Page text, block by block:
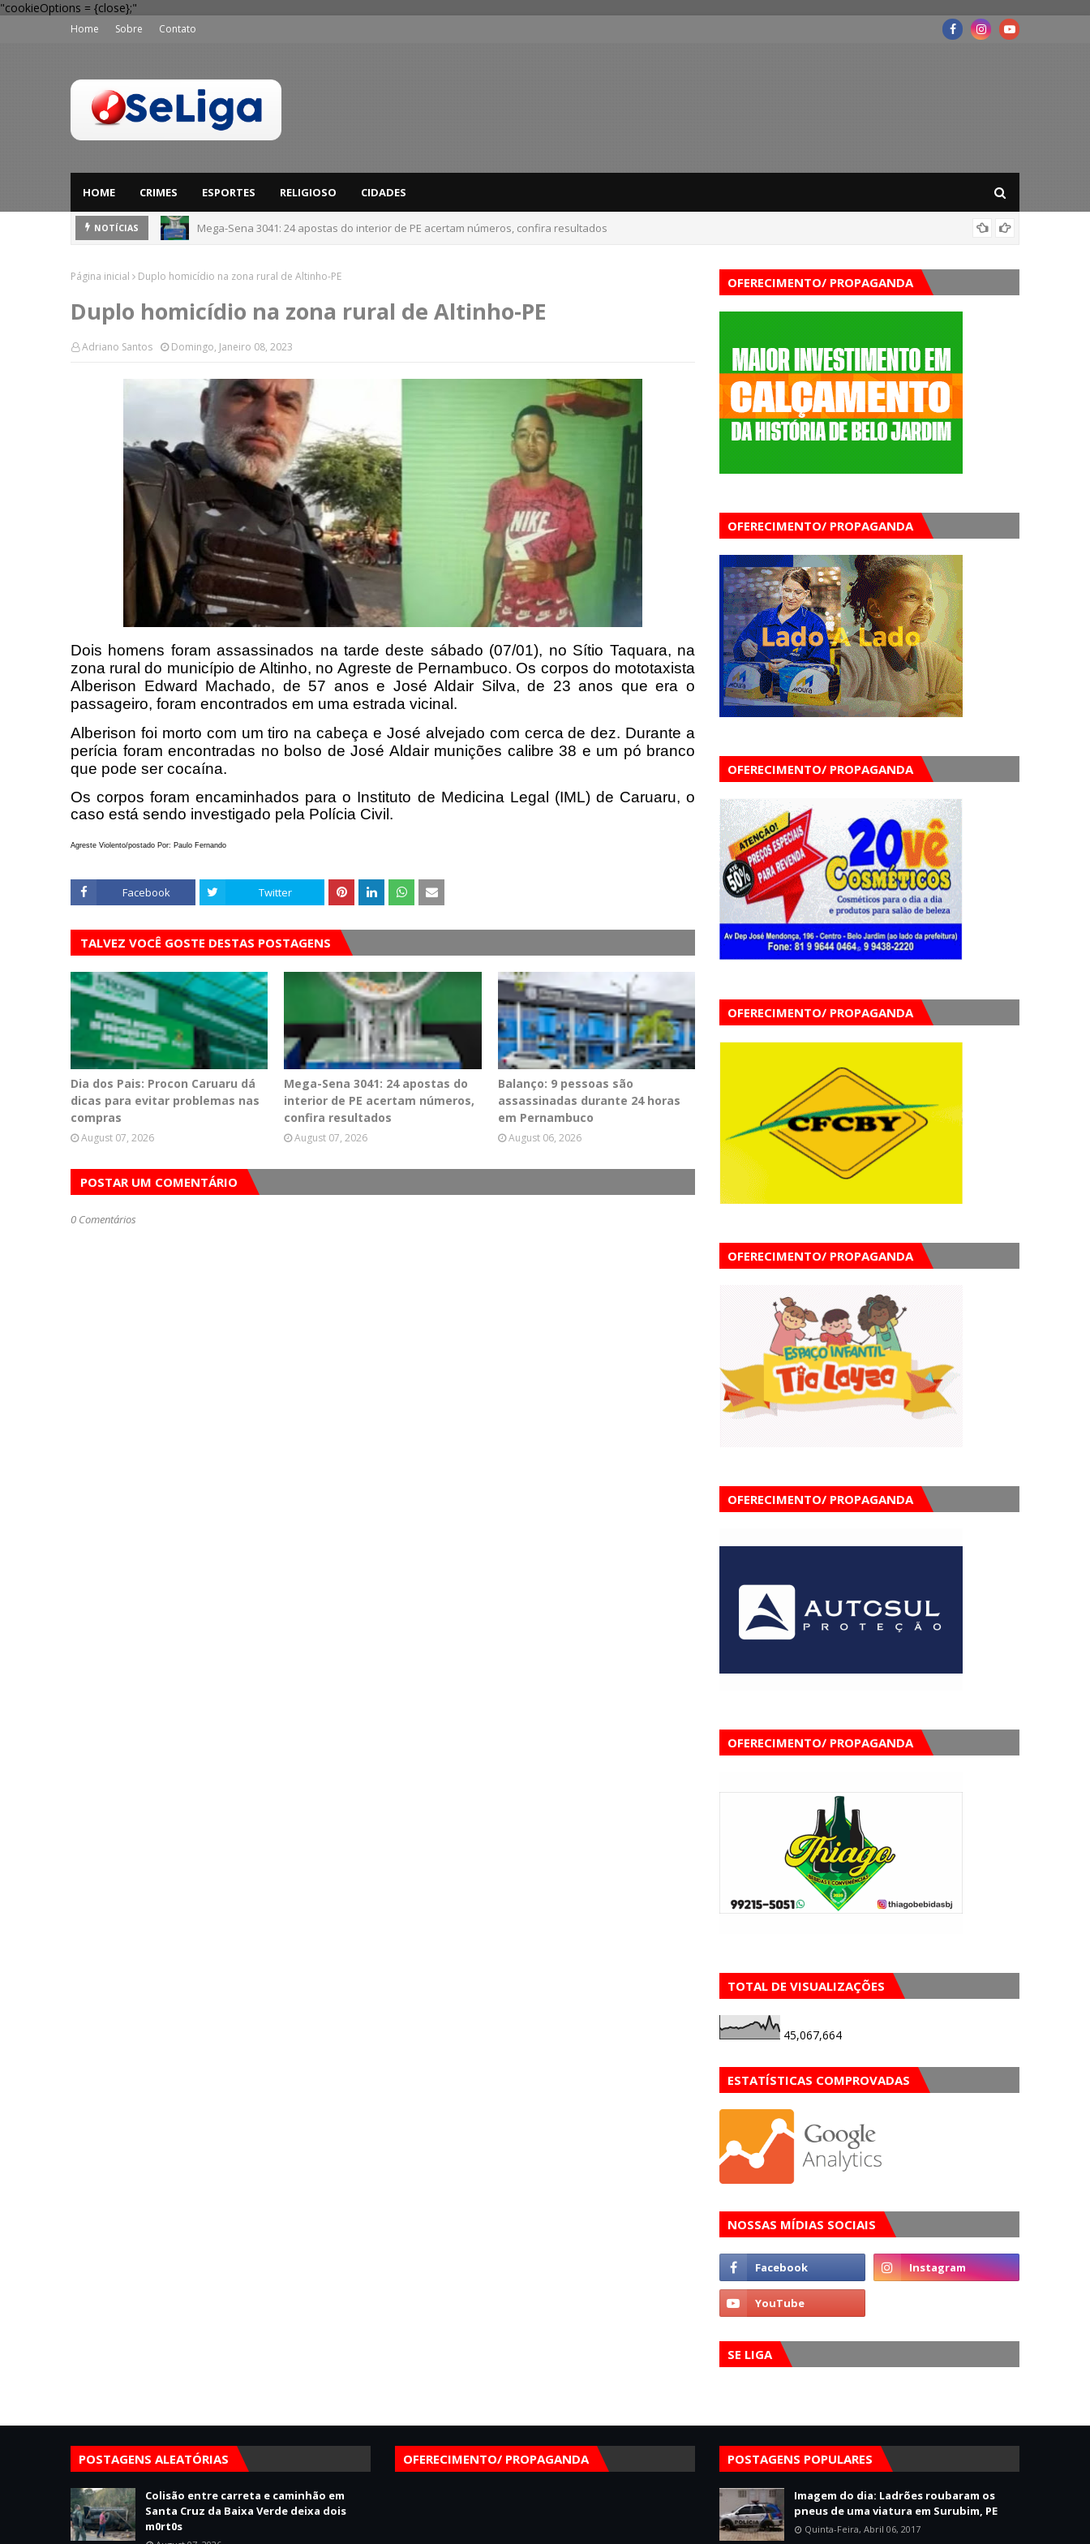
"cookieOptions = {close};"
Home Sobre Contato
HOME CRIMES ESPORTES RELIGIOSO CIDADES
NOTÍCIAS Mega-Sena 3041: 24 apostas do interior de PE acertam números, confira resultados
Página inicial Duplo homicídio na zona rural de Altinho-PE
Duplo homicídio na zona rural de Altinho-PE
Adriano Santos Domingo, Janeiro 08, 2023
Dois homens foram assassinados na tarde deste sábado (07/01), no Sítio Taquara, na
zona rural do município de Altinho, no Agreste de Pernambuco. Os corpos do mototaxista
Alberison Edward Machado, de 57 anos e José Aldair Silva, de 23 anos que era o
passageiro, foram encontrados em uma estrada vicinal.
Alberison foi morto com um tiro na cabeça e José alvejado com cerca de dez. Durante a
perícia foram encontradas no bolso de José Aldair munições calibre 38 e um pó branco
que pode ser cocaína.
Os corpos foram encaminhados para o Instituto de Medicina Legal (IML) de Caruaru, o
caso está sendo investigado pela Polícia Civil.
Agreste Violento/postado Por: Paulo Fernando
Facebook Twitter
TALVEZ VOCÊ GOSTE DESTAS POSTAGENS
Dia dos Pais: Procon Caruaru dá
dicas para evitar problemas nas
compras
August 07, 2026
Mega-Sena 3041: 24 apostas do
interior de PE acertam números,
confira resultados
August 07, 2026
Balanço: 9 pessoas são
assassinadas durante 24 horas
em Pernambuco
August 06, 2026
POSTAR UM COMENTÁRIO
0 Comentários
OFERECIMENTO/ PROPAGANDA
OFERECIMENTO/ PROPAGANDA
OFERECIMENTO/ PROPAGANDA
OFERECIMENTO/ PROPAGANDA
OFERECIMENTO/ PROPAGANDA
OFERECIMENTO/ PROPAGANDA
OFERECIMENTO/ PROPAGANDA
TOTAL DE VISUALIZAÇÕES
45,067,664
ESTATÍSTICAS COMPROVADAS
NOSSAS MÍDIAS SOCIAIS
SE LIGA
POSTAGENS ALEATÓRIAS
Colisão entre carreta e caminhão em
Santa Cruz da Baixa Verde deixa dois
m0rt0s
OFERECIMENTO/ PROPAGANDA POSTAGENS POPULARES
Imagem do dia: Ladrões roubaram os
pneus de uma viatura em Surubim, PE
Quinta-Feira, Abril 06, 2017